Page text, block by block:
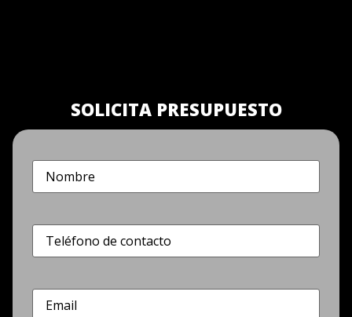
SOLICITA PRESUPUESTO
Nombre
Teléfono(Obligatorio)
Correo
electrónico